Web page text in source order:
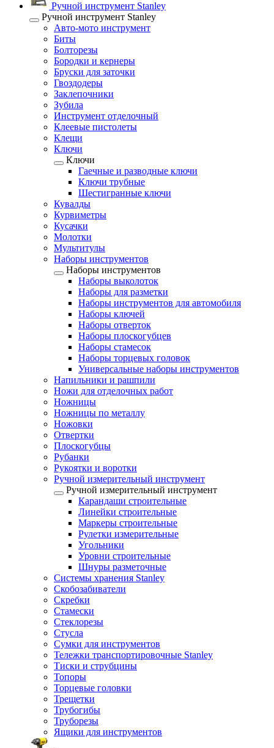
Ручной инструмент Stanley
Ручной инструмент Stanley
Авто-мото инструмент
Биты
Болторезы
Бородки и кернеры
Бруски для заточки
Гвоздодеры
Заклепочники
Зубила
Инструмент отделочный
Клеевые пистолеты
Клещи
Ключи
Ключи
Гаечные и разводные ключи
Ключи трубные
Шестигранные ключи
Кувалды
Курвиметры
Кусачки
Молотки
Мультитулы
Наборы инструментов
Наборы инструментов
Наборы выколоток
Наборы для разметки
Наборы инструментов для автомобиля
Наборы ключей
Наборы отверток
Наборы плоскогубцев
Наборы стамесок
Наборы торцевых головок
Универсальные наборы инструментов
Напильники и рашпили
Ножи для отделочных работ
Ножницы
Ножницы по металлу
Ножовки
Отвертки
Плоскогубцы
Рубанки
Рукоятки и воротки
Ручной измерительный инструмент
Ручной измерительный инструмент
Карандаши строительные
Линейки строительные
Маркеры строительные
Рулетки измерительные
Угольники
Уровни строительные
Шнуры разметочные
Системы хранения Stanley
Скобозабиватели
Скребки
Стамески
Стеклорезы
Стусла
Сумки для инструментов
Тележки транспортировочные Stanley
Тиски и струбцины
Топоры
Торцевые головки
Трещетки
Трубогибы
Труборезы
Ящики для инструментов